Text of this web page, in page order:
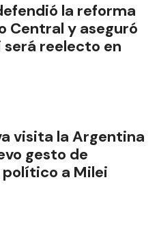
la reforma
Central y aseguró
será reelecto en
visita la Argentina
gesto de
a Milei